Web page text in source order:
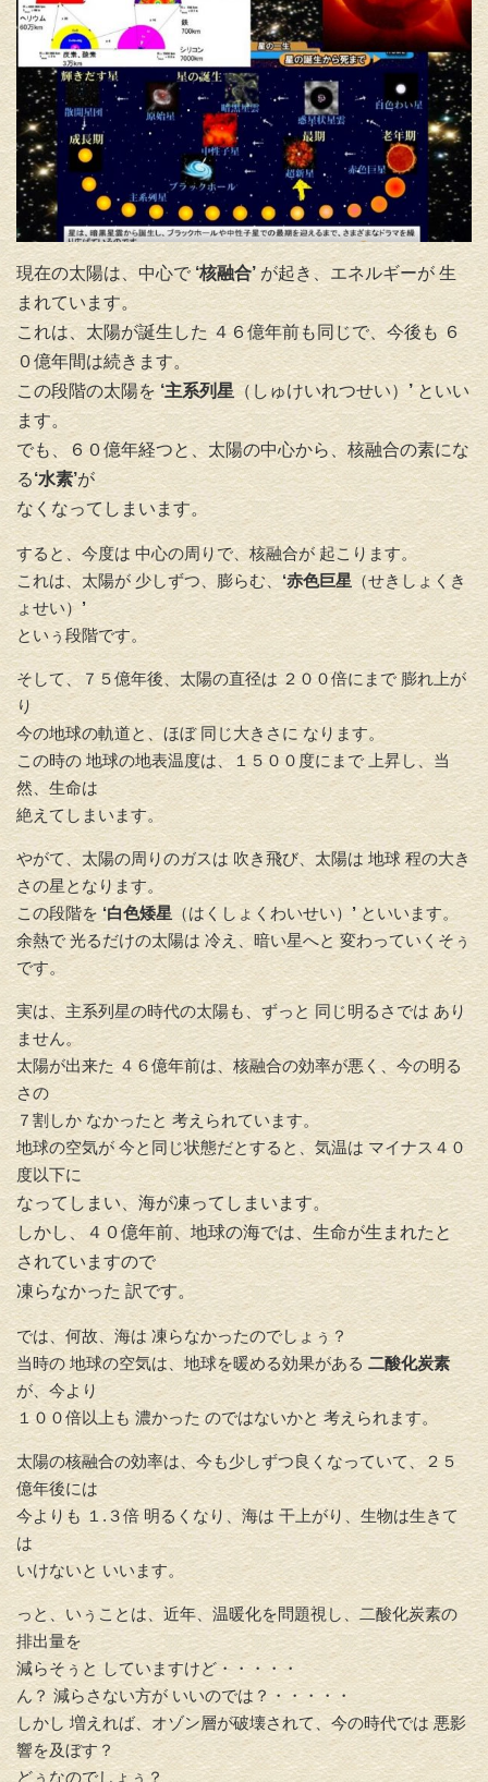
現在の太陽は、中心で‘核融合’ が起き、エネルギーが 生
まれています。
これは、太陽が誕生した ４６億年前も同じで、今後も ６
０億年間は続きます。
この段階の太陽を‘主系列星 （しゅけいれつせい） ’といい
ます。
でも、６０億年経つと、太陽の中心から、核融合の素にな
る‘水素’が
なくなってしまいます。
すると、今度は 中心の周りで、核融合が 起こります。
これは、太陽が 少しずつ、膨らむ、 ‘赤色巨星 （せきしょくき
ょせい） ’
といぅ段階です。
そして、７５億年後、太陽の直径は ２００倍にまで 膨れ上が
り
今の地球の軌道と、ほぼ 同じ大きさに なります。
この時の 地球の地表温度は、１５００度にまで 上昇し、当
然、生命は
絶えてしまいます。
やがて、太陽の周りのガスは 吹き飛び、太陽は 地球 程の大き
さの星となります。
この段階を ‘白色矮星 （はくしょくわいせい） ’ といいます。
余熱で 光るだけの太陽は 冷え、暗い星へと 変わっていくそぅ
です。
実は、主系列星の時代の太陽も、ずっと 同じ明るさでは あり
ません。
太陽が出来た ４６億年前は、核融合の効率が悪く、今の明る
さの
７割しか なかったと 考えられています。
地球の空気が 今と同じ状態だとすると、気温は マイナス４０
度以下に
なってしまい、海が凍ってしまいます。
しかし、４０億年前、地球の海では、生命が生まれたと
されていますので
凍らなかった 訳です。
では、何故、海は 凍らなかったのでしょぅ？
当時の 地球の空気は、地球を暖める効果がある二酸化炭素
が、今より
１００倍以上も 濃かった のではないかと 考えられます。
太陽の核融合の効率は、今も少しずつ良くなっていて、２５
億年後には
今よりも １.３倍 明るくなり、海は 干上がり、生物は生きて
は
いけないと いいます。
っと、いぅことは、近年、温暖化を問題視し、二酸化炭素の
排出量を
減らそぅと していますけど・・・・・
ん？ 減らさない方が いいのでは？・・・・・
しかし 増えれば、オゾン層が破壊されて、今の時代では 悪影
響を及ぼす？
どぅなのでしょぅ？